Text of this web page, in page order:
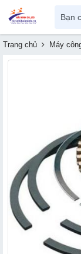
Trang chủ Máy